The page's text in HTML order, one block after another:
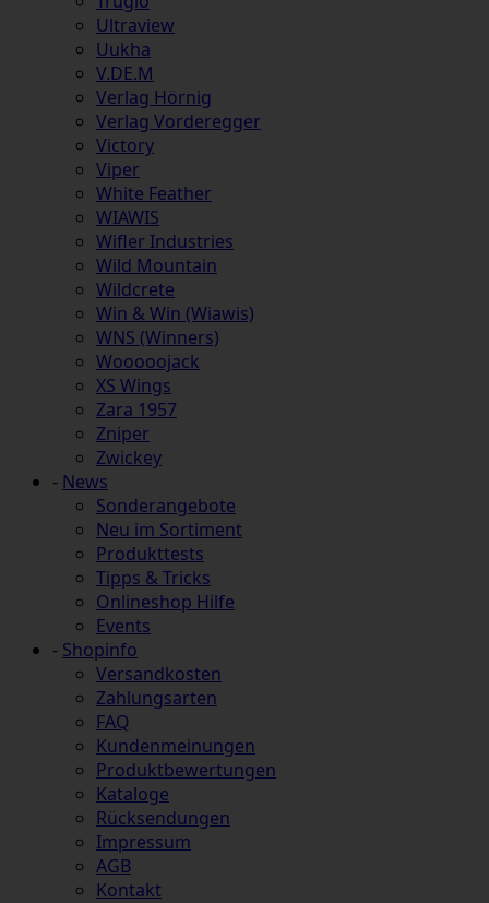
Ultraview
Uukha
V.DE.M
Verlag Hörnig
Verlag Vorderegger
Victory
Viper
White Feather
WIAWIS
Wifler Industries
Wild Mountain
Wildcrete
Win & Win (Wiawis)
WNS (Winners)
Wooooojack
XS Wings
Zara 1957
Zniper
Zwickey
- News
Sonderangebote
Neu im Sortiment
Produkttests
Tipps & Tricks
Onlineshop Hilfe
Events
- Shopinfo
Versandkosten
Zahlungsarten
FAQ
Kundenmeinungen
Produktbewertungen
Kataloge
Rücksendungen
Impressum
AGB
Kontakt